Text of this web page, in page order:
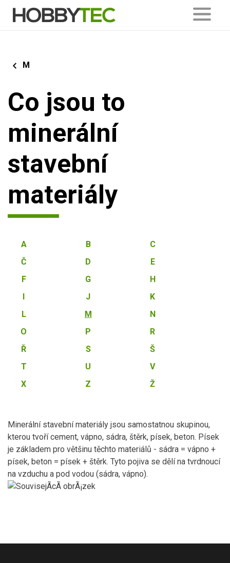
M
Co jsou to
minerální
stavební
materiály
A B
C
Č
D
E
F
G
H
I
J
K
L
M
N
O
P
R
Ř
S
Š
T
U
V
X
Z Ž
Minerální stavební materiály jsou samostatnou skupinou,
kterou tvoří cement, vápno, sádra, štěrk, písek, beton. Písek
je základem pro většinu těchto materiálů - sádra = vápno +
písek, beton = písek + štěrk. Tyto pojiva se dělí na tvrdnoucí
na vzduchu a pod vodou (sádra, vápno).